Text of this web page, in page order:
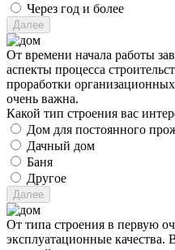
Через год и более
От времени начала работы
аспекты процесса
проработки
очень важна.
Какой тип строения вас
Дом для постоянного
Дачный дом
Баня
Другое
От типа строения в первую
эксплуатационные